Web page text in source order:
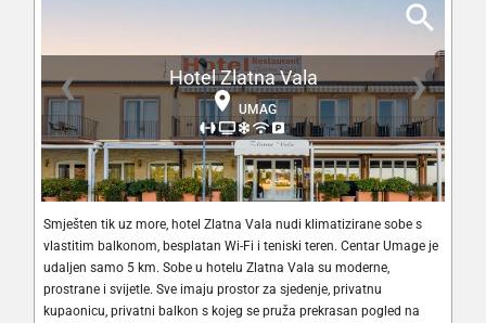
❮ ❯
Hotel Zlatna Vala
UMAG
Smješten tik uz more, hotel Zlatna Vala nudi klimatizirane sobe s
vlastitim balkonom, besplatan Wi-Fi i teniski teren. Centar Umage je
udaljen samo 5 km. Sobe u hotelu Zlatna Vala su moderne,
prostrane i svijetle. Sve imaju prostor za sjedenje, privatnu
kupaonicu, privatni balkon s kojeg se pruža prekrasan pogled na